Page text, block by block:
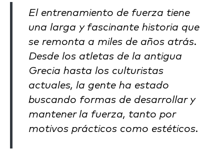
El entrenamiento de fuerza tiene
una larga y fascinante historia que
se remonta a miles de años atrás.
Desde los atletas de la antigua
Grecia hasta los culturistas
actuales, la gente ha estado
buscando formas de desarrollar y
mantener la fuerza, tanto por
motivos prácticos como estéticos.